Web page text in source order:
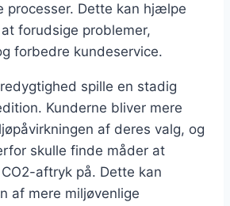
processer. Dette kan hjælpe
forudsige problemer,
forbedre kundeservice.
spille en stadig
Kunderne bliver mere
af deres valg, og
skulle finde måder at
aftryk på. Dette kan
af mere miljøvenlige